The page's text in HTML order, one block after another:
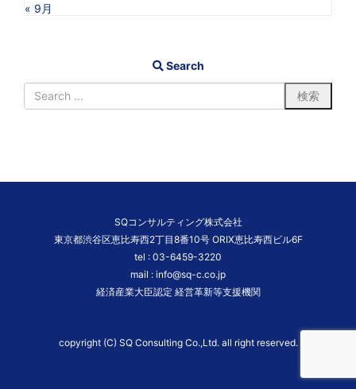
« 9月
Search
SQコンサルティング株式会社
東京都渋谷区恵比寿西2丁目8番10号 ORIX恵比寿西ビル6F
tel : 03-6459-3220
mail : info@sq-c.co.jp
経済産業大臣認定 経営革新等支援機関
copyright (C) SQ Consulting Co.,Ltd. all right reserved.